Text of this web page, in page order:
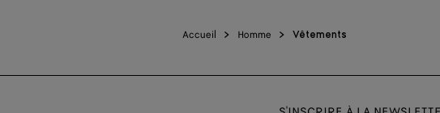
Accueil Homme Vêtements